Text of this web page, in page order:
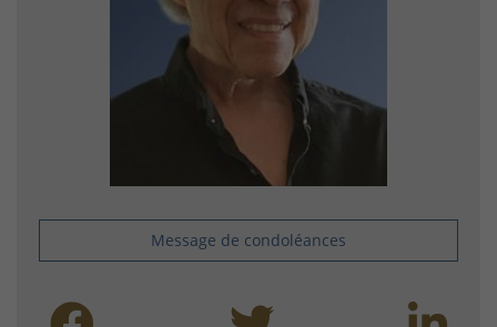
Message de condoléances